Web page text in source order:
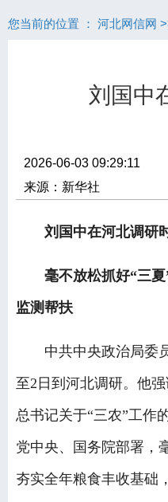
您当前的位置 ： 河北网信网
刘国中
2026-06-03 09:29:11
来源：新华社
刘国中在河北调研
毫不放松抓好“三夏
监测帮扶
中共中央政治局委员
至2日到河北调研。他
总书记关于“三农”工作
党中央、国务院部署，
夯实全年粮食丰收基础